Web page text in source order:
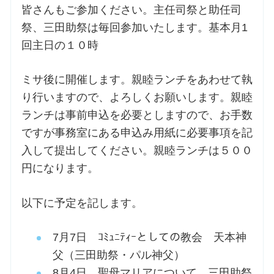
皆さんもご参加ください。主任司祭と助任司
祭、三田助祭は毎回参加いたします。基本月1
回主日の１０時
ミサ後に開催します。親睦ランチをあわせて執
り行いますので、よろしくお願いします。親睦
ランチは事前申込を必要としますので、お手数
ですが事務室にある申込み用紙に必要事項を記
入して提出してください。親睦ランチは５００
円になります。
以下に予定を記します。
7月7日 ｺﾐｭﾆﾃｨｰとしての教会 天本神
父（三田助祭・パル神父）